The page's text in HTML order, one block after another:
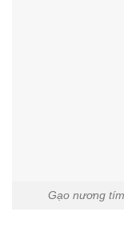
Gạo nương